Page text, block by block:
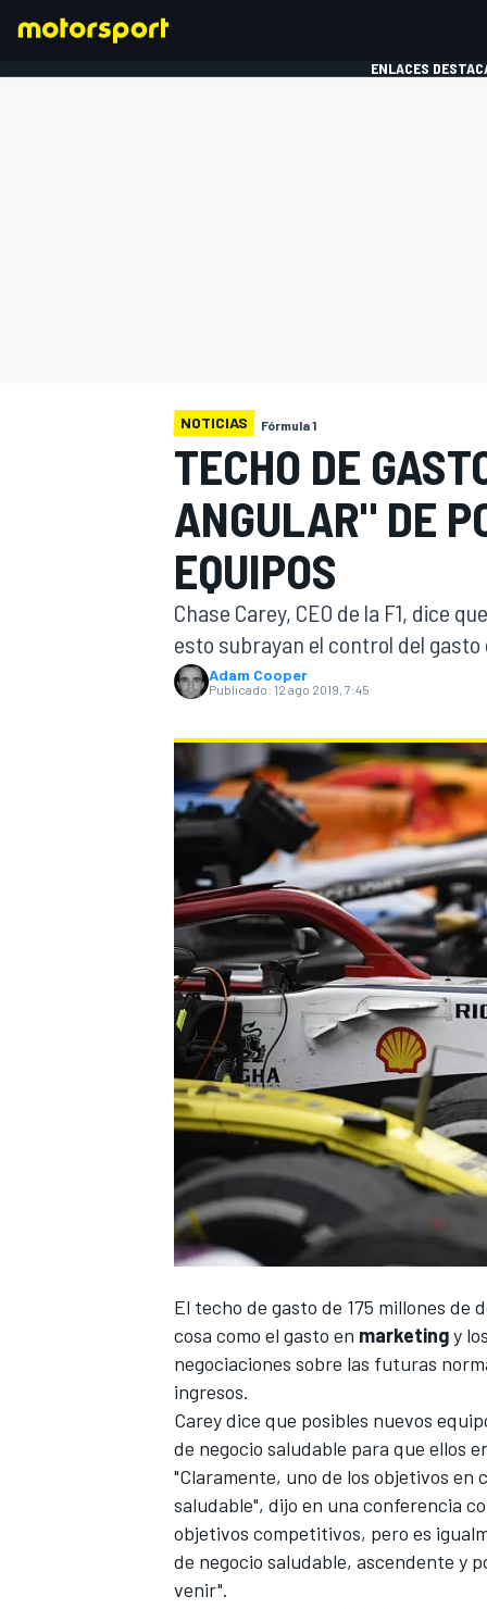
WEC FÓRMULA E
ENLACES
NOTICIAS Fórmula 1
TECHO DE
ANGULAR" DE
EQUIPOS
Chase Carey, CEO de la F1, dice
esto subrayan el control del gasto
Adam Cooper
Publicado: 12 ago 2019, 7:45
El techo de gasto de 175 millones de
cosa como el gasto en marketingy
negociaciones sobre las futuras
ingresos.
Carey dice que posibles nuevos
de negocio saludable para que ellos
"Claramente, uno de los objetivos en
saludable", dijo en una conferencia
objetivos competitivos, pero es
de negocio saludable, ascendente y
venir".